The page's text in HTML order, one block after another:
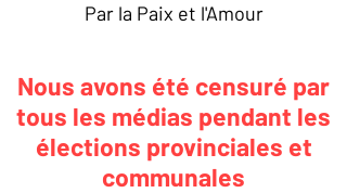
Par la Paix et l'Amour
Nous avons été censuré par
tous les médias pendant les
élections provinciales et
communales